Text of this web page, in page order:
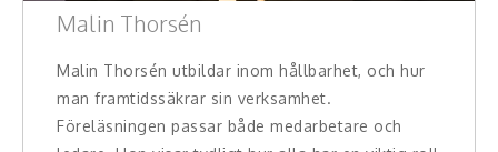
Ljus och belysning
Konst
Malin Thorsén
Malin Thorsén utbildar inom hållbarhet, och hur
man framtidssäkrar sin verksamhet.
Föreläsningen passar både medarbetare och